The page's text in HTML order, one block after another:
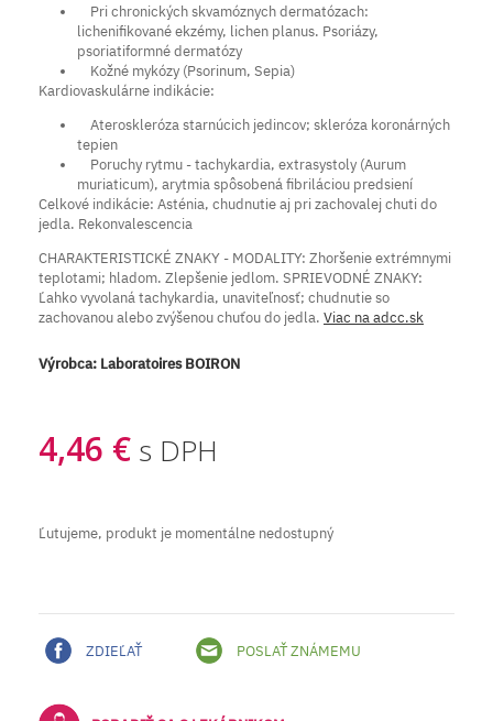
Pri chronických skvamóznych dermatózach:
lichenifikované ekzémy, lichen planus. Psoriázy,
psoriatiformné dermatózy
Kožné mykózy (Psorinum, Sepia)
Kardiovaskulárne indikácie:
Ateroskleróza starnúcich jedincov; skleróza koronárných
tepien
Poruchy rytmu - tachykardia, extrasystoly (Aurum
muriaticum), arytmia spôsobená fibriláciou predsiení
Celkové indikácie: Asténia, chudnutie aj pri zachovalej chuti do
jedla. Rekonvalescencia
CHARAKTERISTICKÉ ZNAKY - MODALITY: Zhoršenie extrémnymi
teplotami; hladom. Zlepšenie jedlom. SPRIEVODNÉ ZNAKY:
Ľahko vyvolaná tachykardia, unaviteľnosť; chudnutie so
zachovanou alebo zvýšenou chuťou do jedla. Viac na adcc.sk
Výrobca: Laboratoires BOIRON
4,46 € s DPH
Ľutujeme, produkt je momentálne nedostupný
ZDIEĽAŤ POSLAŤ ZNÁMEMU